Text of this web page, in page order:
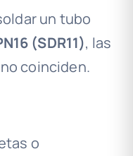
un tubo
(SDR11), las
coinciden.
o